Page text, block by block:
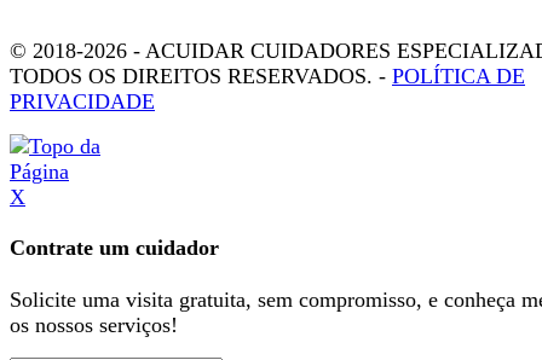
© 2018-2026 - ACUIDAR CUIDADORES
TODOS OS DIREITOS RESERVADOS. - POLÍTICA DE
PRIVACIDADE
X
Contrate um cuidador
Solicite uma visita gratuita, sem compromisso, e conheça
os nossos serviços!